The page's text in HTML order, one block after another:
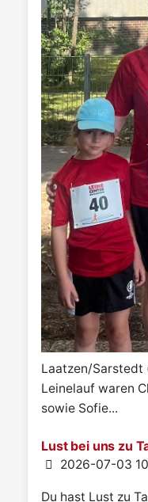
Laatzen/Sarstedt
Leinelauf waren
sowie Sofie...
Lust bei uns zu
Details
2026-07-03
Du hast Lust zu